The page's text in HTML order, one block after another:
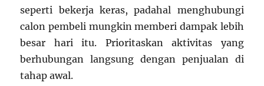
seperti bekerja keras, padahal menghubungi
calon pembeli mungkin memberi dampak lebih
besar hari itu. Prioritaskan aktivitas yang
berhubungan langsung dengan penjualan di
tahap awal.